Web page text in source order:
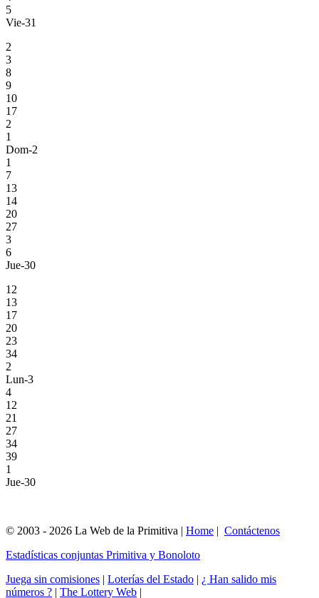
5
Vie-31
2
3
8
9
10
17
2
1
Dom-2
1
7
13
14
20
27
3
6
Jue-30
12
13
17
20
23
34
2
Lun-3
4
12
21
27
34
39
1
Jue-30
© 2003 - 2026 La Web de la Primitiva | Home | Contáctenos
Estadísticas conjuntas Primitiva y Bonoloto
Juega sin comisiones | Loterías del Estado | ¿ Han salido mis
números ? | The Lottery Web |